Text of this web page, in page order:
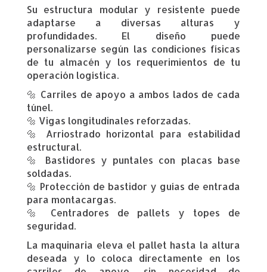
Su estructura modular y resistente puede
adaptarse a diversas alturas y
profundidades. El diseño puede
personalizarse según las condiciones físicas
de tu almacén y los requerimientos de tu
operación logística.
🔩 Carriles de apoyo a ambos lados de cada
túnel.
🔩 Vigas longitudinales reforzadas.
🔩 Arriostrado horizontal para estabilidad
estructural.
🔩 Bastidores y puntales con placas base
soldadas.
🔩 Protección de bastidor y guías de entrada
para montacargas.
🔩 Centradores de pallets y topes de
seguridad.
La maquinaria eleva el pallet hasta la altura
deseada y lo coloca directamente en los